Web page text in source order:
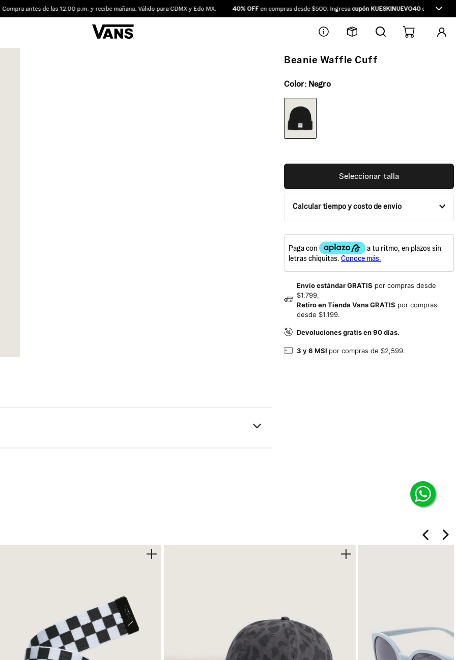
antes de las 12:00 p.m. y recibe mañana. Válido para CDMX y Edo MX. 40% OFFen compras desde $500. Ingresacupón KUESKINUEVO40directamente
Beanie Waffle Cuff
Color: Negro
Seleccionar talla
Calcular tiempo y costo de envío
Envío estándar GRATIS por compras desde
$1.799.
Retiro en Tienda Vans GRATIS por compras
desde $1.199.
Devoluciones gratis en 90 días.
3 y 6 MSI por compras de $2,599.